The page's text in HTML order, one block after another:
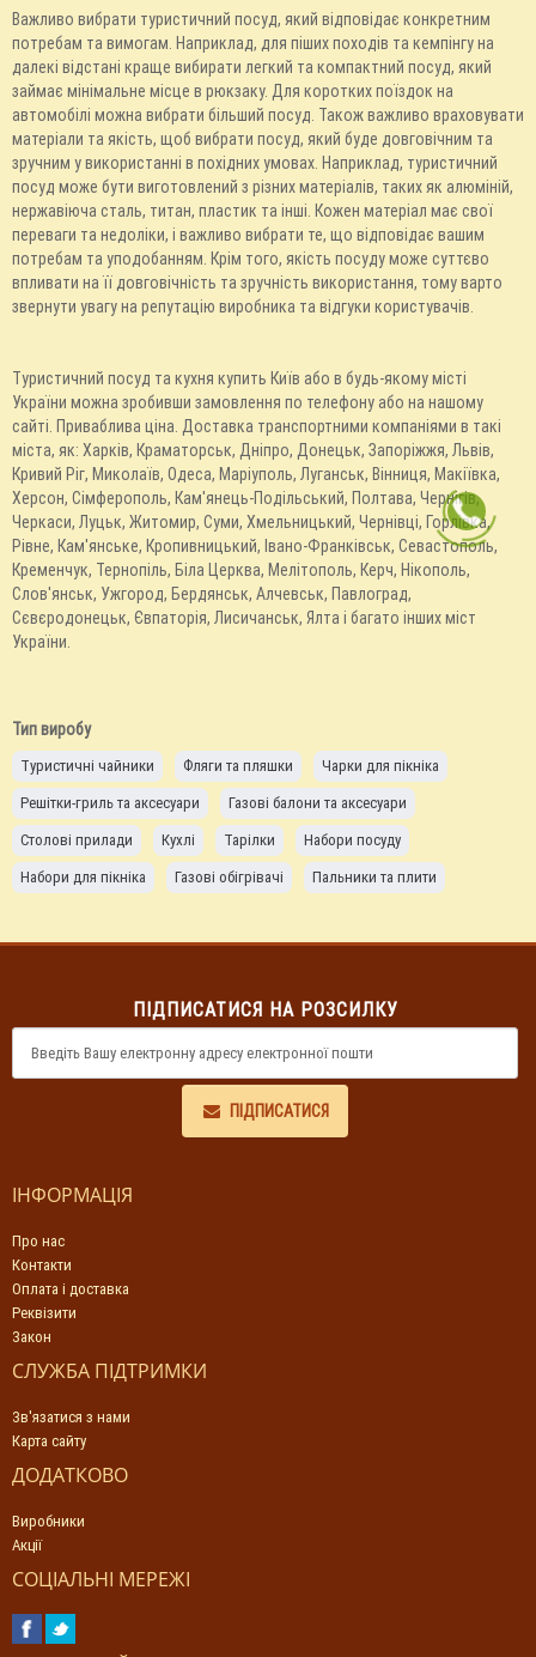
Важливо вибрати туристичний посуд, який відповідає конкретним
потребам та вимогам. Наприклад, для піших походів та кемпінгу на
далекі відстані краще вибирати легкий та компактний посуд, який
займає мінімальне місце в рюкзаку. Для коротких поїздок на
автомобілі можна вибрати більший посуд. Також важливо враховувати
матеріали та якість, щоб вибрати посуд, який буде довговічним та
зручним у використанні в похідних умовах. Наприклад, туристичний
посуд може бути виготовлений з різних матеріалів, таких як алюміній,
нержавіюча сталь, титан, пластик та інші. Кожен матеріал має свої
переваги та недоліки, і важливо вибрати те, що відповідає вашим
потребам та уподобанням. Крім того, якість посуду може суттєво
впливати на її довговічність та зручність використання, тому варто
звернути увагу на репутацію виробника та відгуки користувачів.
Туристичний посуд та кухня купить Київ або в будь-якому місті
України можна зробивши замовлення по телефону або на нашому
сайті. Приваблива ціна. Доставка транспортними компаніями в такі
міста, як: Харків, Краматорськ, Дніпро, Донецьк, Запоріжжя, Львів,
Кривий Ріг, Миколаїв, Одеса, Маріуполь, Луганськ, Вінниця, Макіївка,
Херсон, Сімферополь, Кам'янець-Подільський, Полтава, Чернігів,
Черкаси, Луцьк, Житомир, Суми, Хмельницький, Чернівці, Горлівка,
Рівне, Кам'янське, Кропивницький, Івано-Франківськ, Севастополь,
Кременчук, Тернопіль, Біла Церква, Мелітополь, Керч, Нікополь,
Слов'янськ, Ужгород, Бердянськ, Алчевськ, Павлоград,
Сєвєродонецьк, Євпаторія, Лисичанськ, Ялта і багато інших міст
України.
Тип виробу
Туристичні чайники Фляги та пляшки
Чарки для пікніка
Решітки-гриль та аксесуари
Газові балони та аксесуари
Столові прилади
Кухлі Тарілки
Набори посуду
Набори для пікніка
Газові обігрівачі Пальники та плити
ПІДПИСАТИСЯ НА РОЗСИЛКУ
ПІДПИСАТИСЯ
ІНФОРМАЦІЯ
Про нас
Контакти
Оплата і доставка
Реквізити
Закон
СЛУЖБА ПІДТРИМКИ
Зв'язатися з нами
Карта сайту
ДОДАТКОВО
Виробники
Акції
СОЦІАЛЬНІ МЕРЕЖІ